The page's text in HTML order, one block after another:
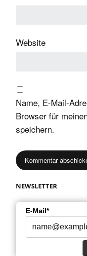
Website
Name, E-Mail-
Browser für
speichern.
NEWSLETTER
E-Mail*